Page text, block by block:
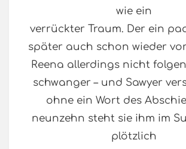
wie ein
verrückter Traum. Der ein
später auch schon wieder
Reena allerdings nicht
schwanger – und Sawyer
ohne ein Wort des
neunzehn steht sie ihm im
plötzlich